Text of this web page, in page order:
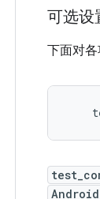
可选设
下面对各